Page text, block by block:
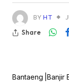
BY HT
Share
Bantaeng |Banjir